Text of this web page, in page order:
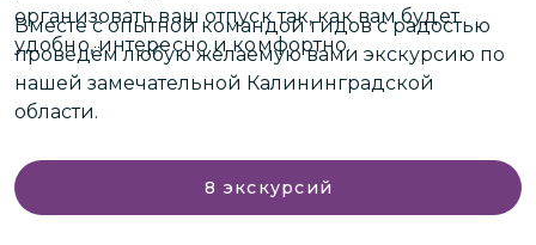
организовать ваш отпуск так, как вам будет
удобно, интересно и комфортно.
Вместе с опытной командой гидов с радостью
проведём любую желаемую вами экскурсию по
нашей замечательной Калининградской
области.
8 экскурсий